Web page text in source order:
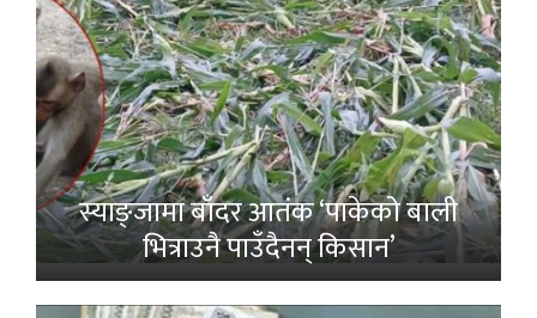
स्याङ्जामा बाँदर आतंक ‘पाकेको बाली
भित्राउनै पाउँदैनन् किसान’